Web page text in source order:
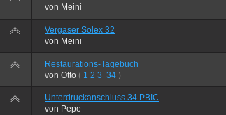
von Meini
Vergaser Solex 32
von Meini
Restaurations-Tagebuch
von Otto ( 1 2 3 34 )
Unterdruckanschluss 34 PBIC
von Pepe